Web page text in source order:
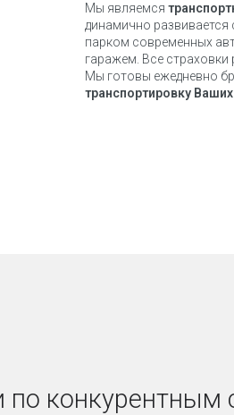
Мы являемся
динамично развивается
парком современных
гаражем. Все страховки
Мы готовы ежедневно
транспортировку Ваших
конкурентным